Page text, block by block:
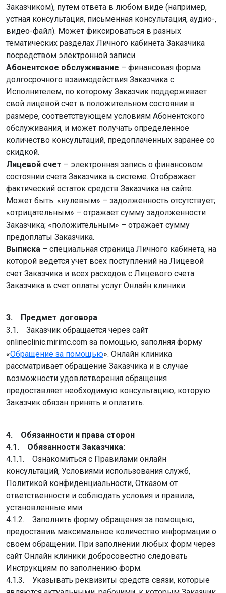
Заказчиком), путем ответа в любом виде (например,
устная консультация, письменная консультация, аудио-,
видео-файл). Может фиксироваться в разных
тематических разделах Личного кабинета Заказчика
посредством электронной записи.
Абонентское обслуживание – финансовая форма
долгосрочного взаимодействия Заказчика с
Исполнителем, по которому Заказчик поддерживает
свой лицевой счет в положительном состоянии в
размере, соответствующем условиям Абонентского
обслуживания, и может получать определенное
количество консультаций, предоплаченных заранее со
скидкой.
Лицевой счет – электронная запись о финансовом
состоянии счета Заказчика в системе. Отображает
фактический остаток средств Заказчика на сайте.
Может быть: «нулевым» – задолженность отсутствует;
«отрицательным» – отражает сумму задолженности
Заказчика; «положительным» – отражает сумму
предоплаты Заказчика.
Выписка – специальная страница Личного кабинета, на
которой ведется учет всех поступлений на Лицевой
счет Заказчика и всех расходов с Лицевого счета
Заказчика в счет оплаты услуг Онлайн клиники.
3. Предмет договора
3.1. Заказчик обращается через сайт
onlineclinic.mirimc.com за помощью, заполняя форму
«Обращение за помощью». Онлайн клиника
рассматривает обращение Заказчика и в случае
возможности удовлетворения обращения
предоставляет необходимую консультацию, которую
Заказчик обязан принять и оплатить.
4. Обязанности и права сторон
4.1. Обязанности Заказчика:
4.1.1. Ознакомиться с Правилами онлайн
консультаций, Условиями использования служб,
Политикой конфиденциальности, Отказом от
ответственности и соблюдать условия и правила,
установленные ими.
4.1.2. Заполнить форму обращения за помощью,
предоставив максимальное количество информации о
своем обращении. При заполнении любых форм через
сайт Онлайн клиники добросовестно следовать
Инструкциям по заполнению форм.
4.1.3. Указывать реквизиты средств связи, которые